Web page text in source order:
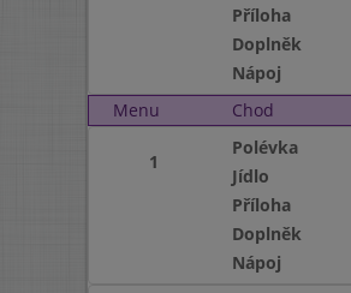
Příloha
Doplněk
Nápoj
Menu
Chod
1
Polévka
Jídlo
Příloha
Doplněk
Nápoj